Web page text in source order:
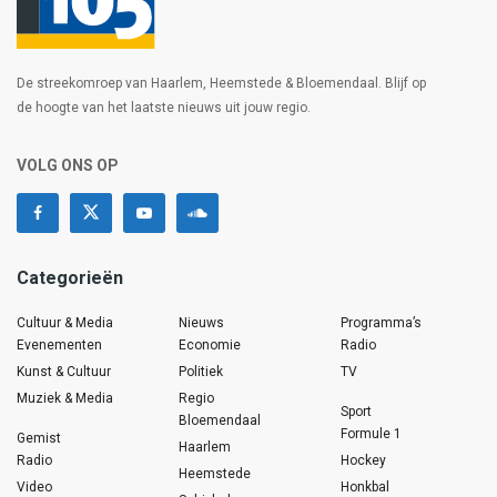
De streekomroep van Haarlem, Heemstede & Bloemendaal. Blijf op
de hoogte van het laatste nieuws uit jouw regio.
VOLG ONS OP
Categorieën
Cultuur & Media
Evenementen
Kunst & Cultuur
Muziek & Media
Gemist
Radio
Video
Nieuws
Economie
Politiek
Regio
Bloemendaal
Haarlem
Heemstede
Programma’s
Radio
TV
Sport
Formule 1
Hockey
Honkbal